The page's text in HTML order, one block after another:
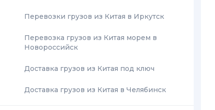
Перевозки грузов из Китая в Иркутск
Перевозка грузов из Китая морем в
Новороссийск
Доставка грузов из Китая под ключ
Доставка грузов из Китая в Челябинск